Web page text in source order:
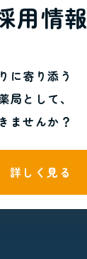
用情報
に寄り添う
局として、
ませんか？
詳しく見る